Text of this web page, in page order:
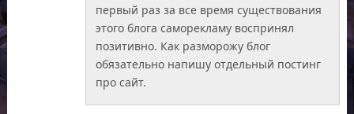
первый раз за все время существования
этого блога саморекламу воспринял
позитивно. Как разморожу блог
обязательно напишу отдельный постинг
про сайт.